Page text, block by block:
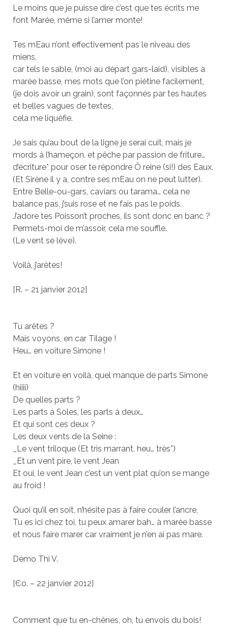
Le moins que je puisse dire c’est que tes écrits me
font Marée, même si l’amer monte!
Tes mEau n’ont effectivement pas le niveau des
miens,
car tels le sable, (moi au départ gars-laid), visibles à
marée basse, mes mots que l’on piétine facilement,
(je dois avoir un grain), sont façonnés par tes hautes
et belles vagues de textes,
cela me liquéfie.
Je sais qu’au bout de la ligne je serai cuit, mais je
mords à l’hameçon, et pêche par passion de friture…
d’écriture* pour oser te répondre Ô reine (si!) des Eaux.
(Et Sirène il y a, contre ses mEau on ne peut lutter).
Entre Belle-ou-gars, caviars ou tarama… cela ne
balance pas, j’suis rose et ne fais pas le poids.
J’adore tes Poisson’t proches, ils sont donc en banc ?
Permets-moi de m’assoir, cela me souffle.
(Le vent se lève).
Voilà, j’arêtes!
[R. – 21 janvier 2012]
Tu arêtes ?
Mais voyons, en car Tilage !
Heu… en voiture Simone !
Et en voiture en voilà, quel manque de parts Simone
(hiiii)
De quelles parts ?
Les parts à Soles, les parts à deux…
Et qui sont ces deux ?
Les deux vents de la Seine :
_Le vent triloque (Et tris marrant, heu… très*)
_Et un vent pire, le vent Jean
Et oui, le vent Jean c’est un vent plat qu’on se mange
au froid !
Quoi qu’il en soit, n’hésite pas à faire couler l’ancre,
Tu es ici chez toi, tu peux amarer bah… à marée basse
et nous faire marer car vraiment je n’en ai pas mare.
Démo Thi V.
[Єo. – 22 janvier 2012]
Comment que tu en-chênes, oh, tu envois du bois!